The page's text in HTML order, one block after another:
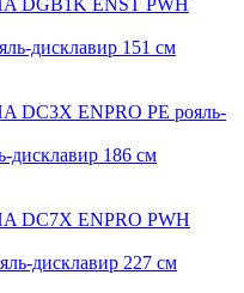
дисклавир 151 см
186 см
дисклавир 227 см